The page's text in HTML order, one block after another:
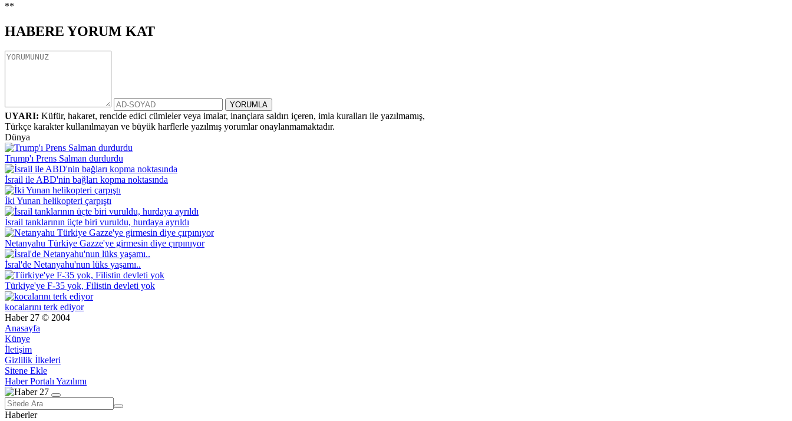
**
HABERE YORUM KAT
UYARI: Küfür, hakaret, rencide edici cümleler veya imalar, inançlara saldırı içeren, imla kuralları ile yazılmamış,
Türkçe karakter kullanılmayan ve büyük harflerle yazılmış yorumlar onaylanmamaktadır.
Dünya
Trump'ı Prens Salman durdurdu
İsrail ile ABD'nin bağları kopma noktasında
İki Yunan helikopteri çarpıştı
İsrail tanklarının üçte biri vuruldu, hurdaya ayrıldı
Netanyahu Türkiye Gazze'ye girmesin diye çırpınıyor
İsral'de Netanyahu'nun lüks yaşamı..
Türkiye'ye F-35 yok, Filistin devleti yok
kocalarını terk ediyor
Haber 27 © 2004
Anasayfa
Künye
İletişim
Gizlilik İlkeleri
Sitene Ekle
Haber Portalı Yazılımı
Haberler